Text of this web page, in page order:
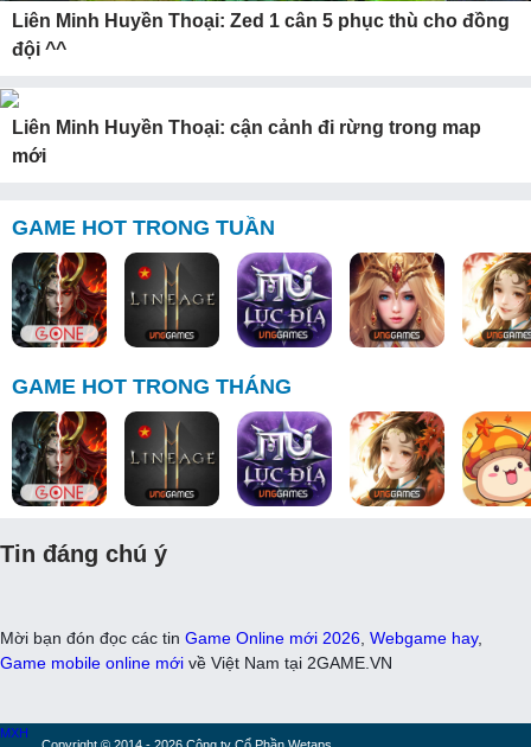
Liên Minh Huyền Thoại: Zed 1 cân 5 phục thù cho đồng
đội ^^
Liên Minh Huyền Thoại: cận cảnh đi rừng trong map
mới
GAME HOT TRONG TUẦN
GAME HOT TRONG THÁNG
Tin đáng chú ý
Mời bạn đón đọc các tin Game Online mới 2026 Webgame hay,
Game mobile online mới về Việt Nam tại 2GAME.VN
MXH